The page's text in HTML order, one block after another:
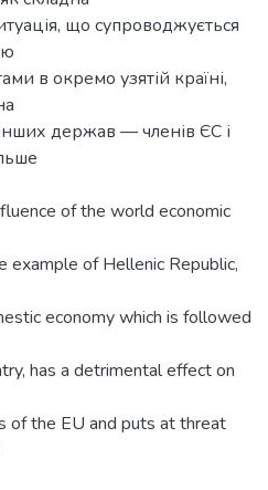
що супроводжується
в окремо узятій країні,
держав — членів ЄС і
of the world economic
example of Hellenic Republic,
economy which is followed
has a detrimental effect on
the EU and puts at threat